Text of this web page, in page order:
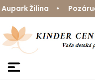
Žilina •